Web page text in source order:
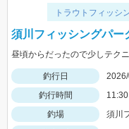
トラウトフィッシ
須川フィッシングパ
釣行日
釣行時間
釣場
須川